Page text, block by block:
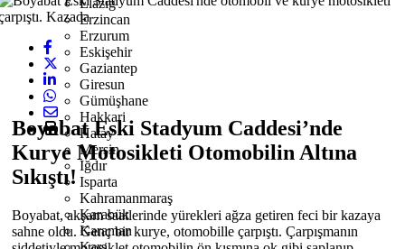
Elazığ
Erzincan
Erzurum
Eskişehir
Gaziantep
Giresun
Gümüşhane
Hakkari
Hatay
Mersin
Iğdır
Isparta
Kahramanmaraş
Karabük
Karaman
Boyabat Eski Stadyum Caddesi’nde
Kurye Motosikleti Otomobilin Altına
Sıkıştı!
Boyabat, akşam saatlerinde yürekleri ağza getiren feci bir kazaya
sahne oldu. Genç bir kurye, otomobille çarpıştı. Çarpışmanın